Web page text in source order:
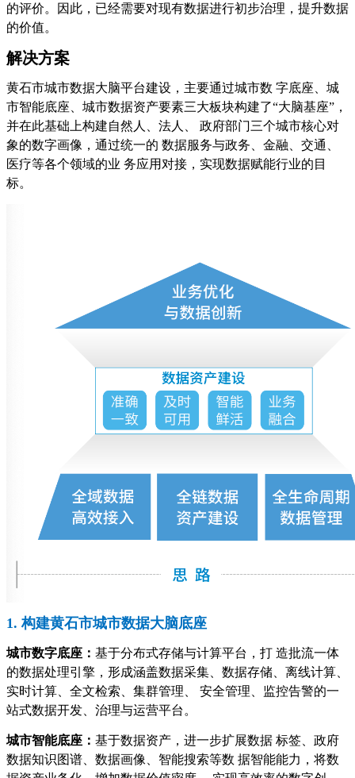
的评价。因此，已经需要对现有数据进行初步治理，提升数据
的价值。
解决方案
黄石市城市数据大脑平台建设，主要通过城市数 字底座、城
市智能底座、城市数据资产要素三大板块构建了“大脑基座”，
并在此基础上构建自然人、法人、 政府部门三个城市核心对
象的数字画像，通过统一的 数据服务与政务、金融、交通、
医疗等各个领域的业 务应用对接，实现数据赋能行业的目
标。
1. 构建黄石市城市数据大脑底座
城市数字底座： 基于分布式存储与计算平台，打 造批流一体
的数据处理引擎，形成涵盖数据采集、数据存储、离线计算、
实时计算、全文检索、集群管理、 安全管理、监控告警的一
站式数据开发、治理与运营平台。
城市智能底座： 基于数据资产，进一步扩展数据 标签、政府
数据知识图谱、数据画像、智能搜索等数 据智能能力，将数